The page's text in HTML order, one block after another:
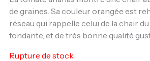
de graines. Sa couleur orangée est
réseau qui rappelle celui de la chair
fondante, et de très bonne qualité
Rupture de stock